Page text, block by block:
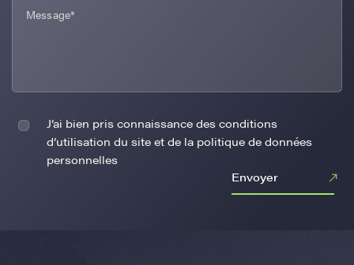
J’ai bien pris connaissance des conditions
d’utilisation du site et de la politique de données
personnelles
Envoyer